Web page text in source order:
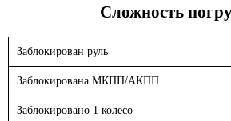
Сложность
Заблокирован руль
Заблокирована МКПП/АКПП
Заблокировано 1 колесо